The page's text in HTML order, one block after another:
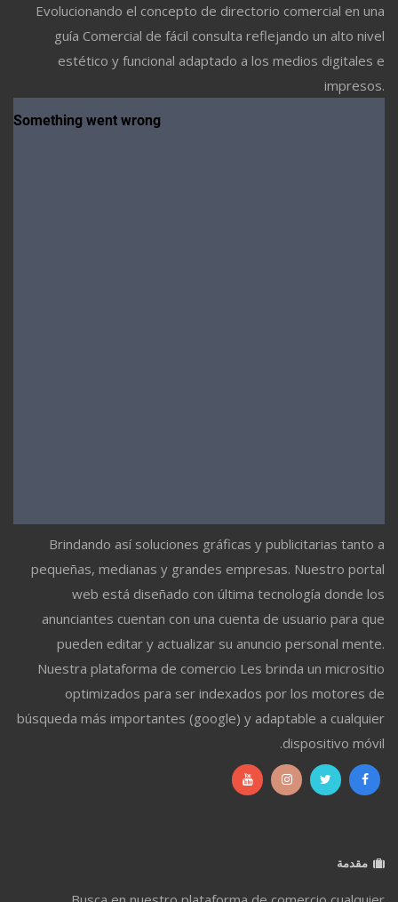
Evolucionando el concepto de directorio comercial en una
guía Comercial de fácil consulta reflejando un alto nivel
estético y funcional adaptado a los medios digitales e
impresos.
Brindando así soluciones gráficas y publicitarias tanto a
pequeñas, medianas y grandes empresas. Nuestro portal
web está diseñado con última tecnología donde los
anunciantes cuentan con una cuenta de usuario para que
pueden editar y actualizar su anuncio personal mente.
Nuestra plataforma de comercio Les brinda un micrositio
optimizados para ser indexados por los motores de
búsqueda más importantes (google) y adaptable a cualquier
dispositivo móvil.
مقدمة